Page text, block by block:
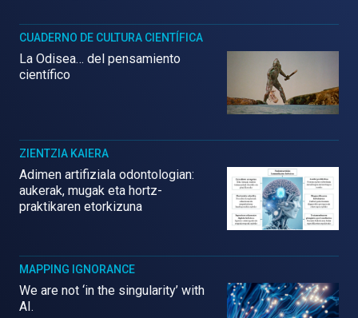
CUADERNO DE CULTURA CIENTÍFICA
La Odisea… del pensamiento
científico
ZIENTZIA KAIERA
Adimen artifiziala odontologian:
aukerak, mugak eta hortz-
praktikaren etorkizuna
MAPPING IGNORANCE
We are not ‘in the singularity’ with
AI.